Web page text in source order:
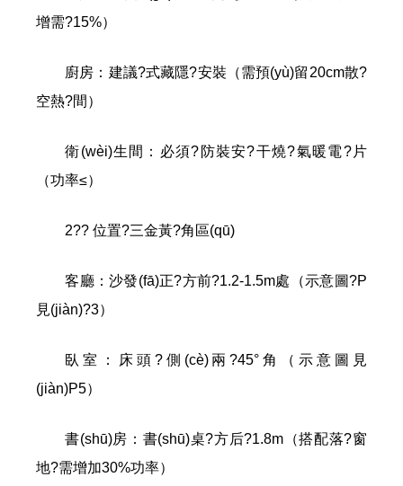
增需?15%）
廚房：建議?式藏隱?安裝（需預(yù)留20cm散?
空熱?間）
衛(wèi)生間：必須?防裝安?干燒?氣暖電?片
（功率≤）
2?? 位置?三金黃?角區(qū)
客廳：沙發(fā)正?方前?1.2-1.5m處（示意圖?P
見(jiàn)?3）
臥室：床頭?側(cè)兩?45°角（示意圖見
(jiàn)P5）
書(shū)房：書(shū)桌?方后?1.8m（搭配落?窗
地?需增加30%功率）